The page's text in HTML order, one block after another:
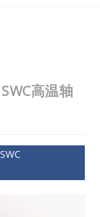
高温轴